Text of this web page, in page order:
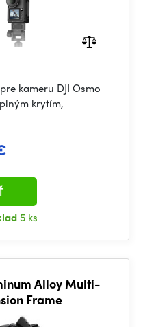
kameru DJI Osmo
krytím,
5 ks
Alloy Multi-
Frame